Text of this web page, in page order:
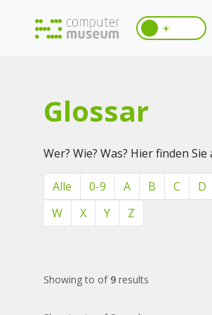
☀️
Glossar
Wer? Wie? Was? Hier finden
Alle 0-9 A B C D
W
X Y Z
Showingto of 9 results